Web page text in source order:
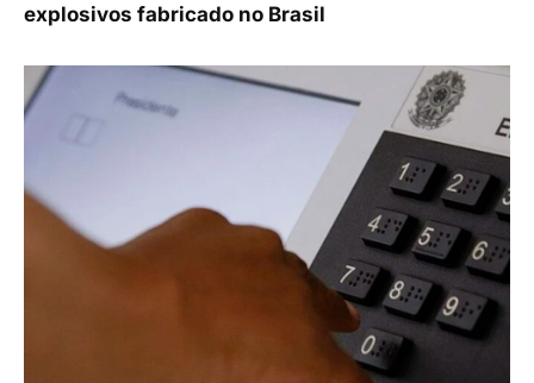
explosivos fabricado no Brasil